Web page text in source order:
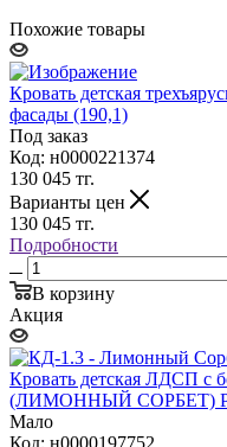
Похожие товары
Кровать детская
фасады (190,1)
Под заказ
Код: н0000221374
130 045 тг.
Варианты цен
130 045 тг.
Подробности
В корзину
Акция
Кровать детская ЛДСП с
(ЛИМОННЫЙ СОРБЕТ)
Мало
Код: н0000197752